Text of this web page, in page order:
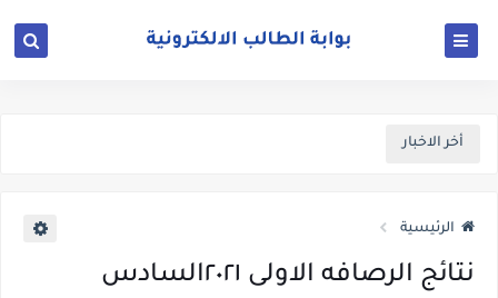
أخر الاخبار
الرئيسية
نتائج الرصافه الاولى ٢٠٢١السادس